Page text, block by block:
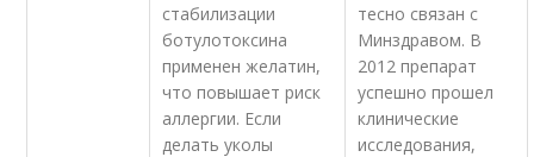
стабилизации
ботулотоксина
применен желатин,
что повышает риск
аллергии. Если
делать уколы
тесно связан с
Минздравом. В
2012 препарат
успешно прошел
клинические
исследования,